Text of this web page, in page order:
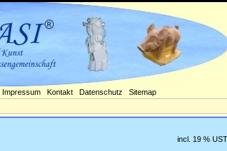
Impressum Kontakt Datenschutz
Sitemap
incl. 19 %